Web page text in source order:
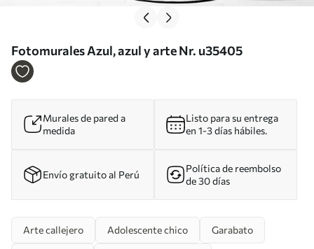
Fotomurales Azul, azul y arte Nr. u35405
Murales de pared a
medida
Listo para su entrega
en 1-3 días hábiles.
Envío gratuito al Perú
Política de reembolso
de 30 días
Arte callejero Adolescente chico Garabato